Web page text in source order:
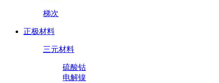
梯次
正极材料
三元材料
硫酸钴
电解镍